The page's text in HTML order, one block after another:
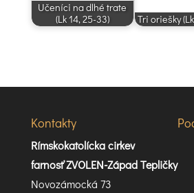
Učeníci na dlhé trate
(Lk 14, 25-33)
Tri oriešky
Kontakty
Rímskokatolícka cirkev
farnosť ZVOLEN-Západ Tepličky
Novozámocká 73